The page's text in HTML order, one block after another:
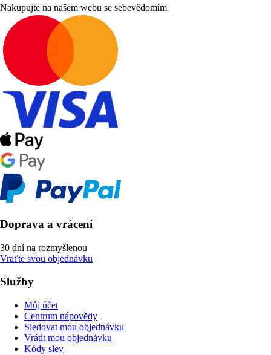
Nakupujte na našem webu se sebevědomím
Doprava a vrácení
30 dní na rozmyšlenou
Vraťte svou objednávku
Služby
Můj účet
Centrum nápovědy
Sledovat mou objednávku
Vrátit mou objednávku
Kódy slev